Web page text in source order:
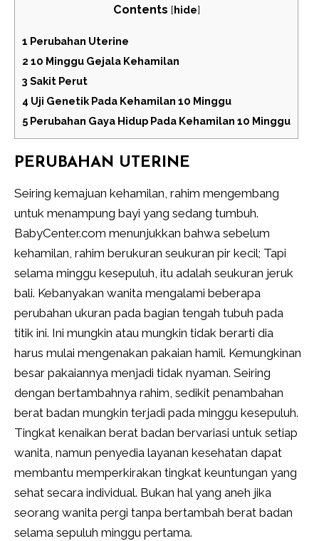
Contents [hide]
1 Perubahan Uterine
2 10 Minggu Gejala Kehamilan
3 Sakit Perut
4 Uji Genetik Pada Kehamilan 10 Minggu
5 Perubahan Gaya Hidup Pada Kehamilan 10 Minggu
PERUBAHAN UTERINE
Seiring kemajuan kehamilan, rahim mengembang
untuk menampung bayi yang sedang tumbuh.
BabyCenter.com menunjukkan bahwa sebelum
kehamilan, rahim berukuran seukuran pir kecil; Tapi
selama minggu kesepuluh, itu adalah seukuran jeruk
bali. Kebanyakan wanita mengalami beberapa
perubahan ukuran pada bagian tengah tubuh pada
titik ini. Ini mungkin atau mungkin tidak berarti dia
harus mulai mengenakan pakaian hamil. Kemungkinan
besar pakaiannya menjadi tidak nyaman. Seiring
dengan bertambahnya rahim, sedikit penambahan
berat badan mungkin terjadi pada minggu kesepuluh.
Tingkat kenaikan berat badan bervariasi untuk setiap
wanita, namun penyedia layanan kesehatan dapat
membantu memperkirakan tingkat keuntungan yang
sehat secara individual. Bukan hal yang aneh jika
seorang wanita pergi tanpa bertambah berat badan
selama sepuluh minggu pertama.